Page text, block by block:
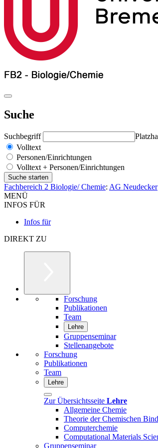
Suche
Suchbegriff
Volltext
Personen/Einrichtungen
Volltext + Personen/Einrichtungen
Fachbereich 2 Biologie/ Chemie: AG Neudecker
MENÜ
INFOS FÜR
Infos für
DIREKT ZU
Forschung
Publikationen
Team
Lehre
Gruppenseminar
Stellenangebote
Forschung
Publikationen
Team
Lehre
Zur Übersichtsseite Lehre
Allgemeine Chemie
Theorie der Chemischen
Computerchemie
Computational Materials
Gruppenseminar